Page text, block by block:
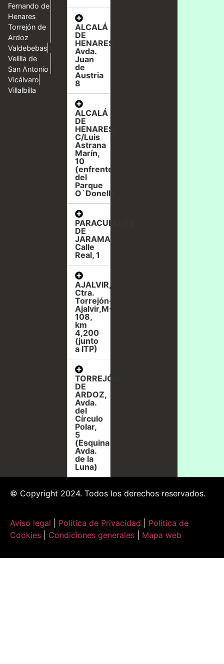
Fernando de
Henares
Torrejón de
Ardoz
Valdebebas
Velilla de
San Antonio
Vicálvaro
Villalbilla
ALCALÁ
DE
HENARES,
Avda.
Juan
de
Austria
8
ALCALÁ
DE
HENARES,
C/Luis
Astrana
Marín,
10
(enfrente
del
Parque
O`Donell)
PARACUELLOS
DE
JARAMA,
Calle
Real, 1
AJALVIR,
Ctra.
Torrejón-
Ajalvir,M-
108,
km
4,200
(junto
a ITP)
TORREJÓN
DE
ARDOZ,
Avda.
del
Círculo
Polar,
5
(Esquina
Avda.
de la
Luna)
© Copyright 2024. Todos los derechos reservados.
Aviso legal Política de Privacidad
Política de
Cookies
Condiciones generales Mapa web